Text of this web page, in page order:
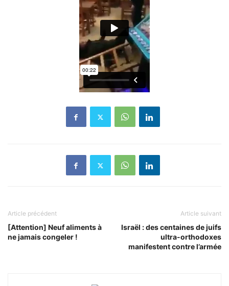
Article précédent
[Attention] Neuf aliments à
ne jamais congeler !
Article suivant
Israël : des centaines de juifs
ultra-orthodoxes
manifestent contre l’armée